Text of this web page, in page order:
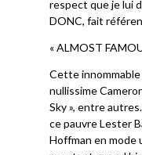
respect que je lui
DONC, fait
« ALMOST
Cette
nullissime
Sky », entre
ce pauvre Lester
Hoffman en